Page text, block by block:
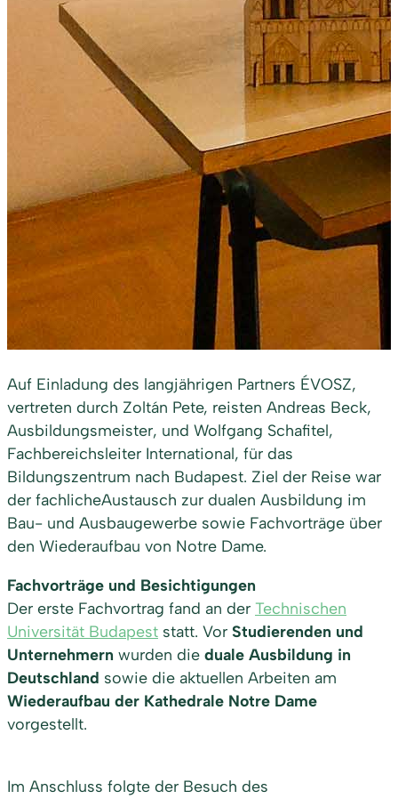
Auf Einladung des langjährigen Partners ÉVOSZ,
vertreten durch Zoltán Pete, reisten Andreas Beck,
Ausbildungsmeister, und Wolfgang Schafitel,
Fachbereichsleiter International, für das
Bildungszentrum nach Budapest. Ziel der Reise war
der fachlicheAustausch zur dualen Ausbildung im
Bau- und Ausbaugewerbe sowie Fachvorträge über
den Wiederaufbau von Notre Dame.
Fachvorträge und Besichtigungen
Der erste Fachvortrag fand an der Technischen
Universität Budapest statt. Vor Studierenden und
Unternehmern wurden die duale Ausbildung in
Deutschland sowie die aktuellen Arbeiten am
Wiederaufbau der Kathedrale Notre Dame
vorgestellt.
Im Anschluss folgte der Besuch des